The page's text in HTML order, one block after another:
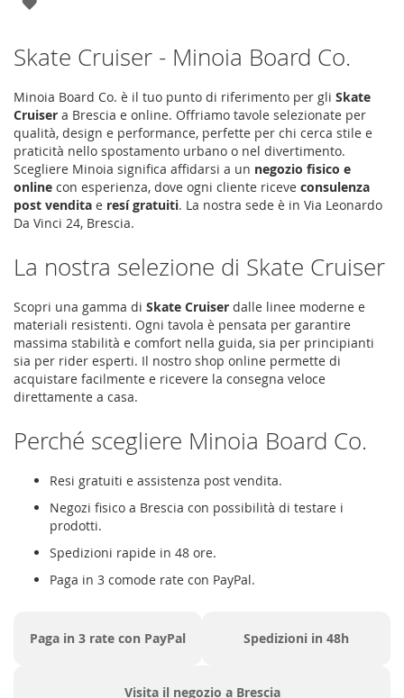
LISTA
DESIDERI
Skate Cruiser - Minoia Board Co.
Minoia Board Co. è il tuo punto di riferimento per gli Skate
Cruiser a Brescia e online. Offriamo tavole selezionate per
qualità, design e performance, perfette per chi cerca stile e
praticità nello spostamento urbano o nel divertimento.
Scegliere Minoia significa affidarsi a un negozio fisico e
online con esperienza, dove ogni cliente riceve consulenza
post vendita e resí gratuiti. La nostra sede è in Via Leonardo
Da Vinci 24, Brescia.
La nostra selezione di Skate Cruiser
Scopri una gamma di Skate Cruiser dalle linee moderne e
materiali resistenti. Ogni tavola è pensata per garantire
massima stabilità e comfort nella guida, sia per principianti
sia per rider esperti. Il nostro shop online permette di
acquistare facilmente e ricevere la consegna veloce
direttamente a casa.
Perché scegliere Minoia Board Co.
Resi gratuiti e assistenza post vendita.
Negozi fisico a Brescia con possibilità di testare i
prodotti.
Spedizioni rapide in 48 ore.
Paga in 3 comode rate con PayPal.
Paga in 3 rate con PayPal Spedizioni in 48h
Visita il negozio a Brescia